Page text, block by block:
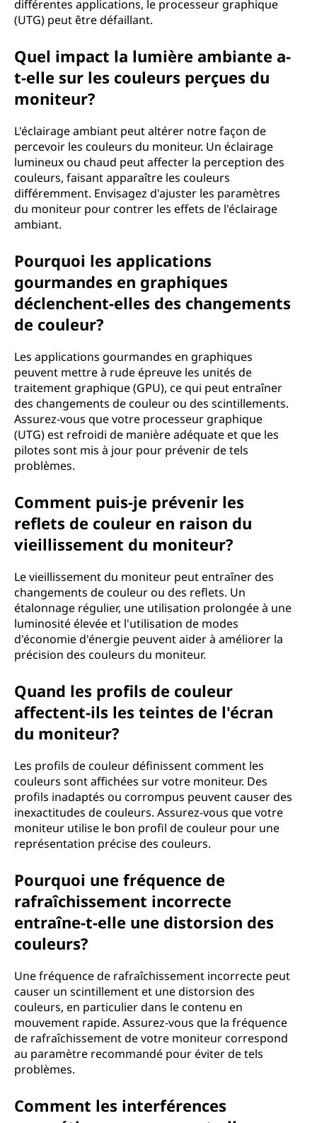
différentes applications, le processeur graphique
(UTG) peut être défaillant.
Quel impact la lumière ambiante a-
t-elle sur les couleurs perçues du
moniteur?
L'éclairage ambiant peut altérer notre façon de
percevoir les couleurs du moniteur. Un éclairage
lumineux ou chaud peut affecter la perception des
couleurs, faisant apparaître les couleurs
différemment. Envisagez d'ajuster les paramètres
du moniteur pour contrer les effets de l'éclairage
ambiant.
Pourquoi les applications
gourmandes en graphiques
déclenchent-elles des changements
de couleur?
Les applications gourmandes en graphiques
peuvent mettre à rude épreuve les unités de
traitement graphique (GPU), ce qui peut entraîner
des changements de couleur ou des scintillements.
Assurez-vous que votre processeur graphique
(UTG) est refroidi de manière adéquate et que les
pilotes sont mis à jour pour prévenir de tels
problèmes.
Comment puis-je prévenir les
reflets de couleur en raison du
vieillissement du moniteur?
Le vieillissement du moniteur peut entraîner des
changements de couleur ou des reflets. Un
étalonnage régulier, une utilisation prolongée à une
luminosité élevée et l'utilisation de modes
d'économie d'énergie peuvent aider à améliorer la
précision des couleurs du moniteur.
Quand les profils de couleur
affectent-ils les teintes de l'écran
du moniteur?
Les profils de couleur définissent comment les
couleurs sont affichées sur votre moniteur. Des
profils inadaptés ou corrompus peuvent causer des
inexactitudes de couleurs. Assurez-vous que votre
moniteur utilise le bon profil de couleur pour une
représentation précise des couleurs.
Pourquoi une fréquence de
rafraîchissement incorrecte
entraîne-t-elle une distorsion des
couleurs?
Une fréquence de rafraîchissement incorrecte peut
causer un scintillement et une distorsion des
couleurs, en particulier dans le contenu en
mouvement rapide. Assurez-vous que la fréquence
de rafraîchissement de votre moniteur correspond
au paramètre recommandé pour éviter de tels
problèmes.
Comment les interférences